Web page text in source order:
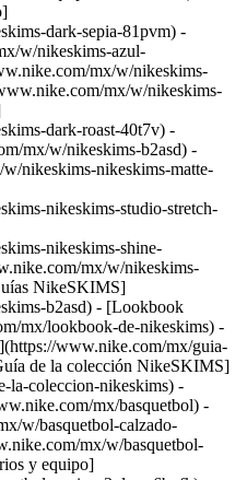
dark-sepia-81pvm) -
w/nikeskims-azul-
mx/w/nikeskims-
mx/w/nikeskims-
dark-roast-40t7v) -
mx/w/nikeskims-b2asd) -
nikeskims-nikeskims-matte-
nikeskims-studio-stretch-
nikeskims-shine-
mx/w/nikeskims-
NikeSKIMS]
b2asd) - [Lookbook
mx/lookbook-de-nikeskims) -
www.nike.com/mx/guia-
de la colección NikeSKIMS]
la-coleccion-nikeskims) -
mx/basquetbol) -
w/basquetbol-calzado-
mx/w/basquetbol-
y equipo]